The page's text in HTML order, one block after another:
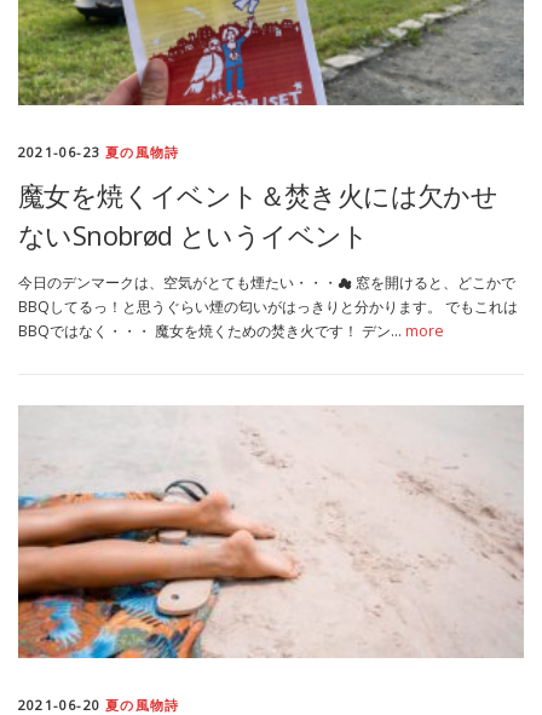
2021-06-23夏の風物詩
魔女を焼くイベント＆焚き火には欠かせ
ないSnobrød というイベント
今日のデンマークは、空気がとても煙たい・・・☁︎ 窓を開けると、どこかで
BBQしてるっ！と思うぐらい煙の匂いがはっきりと分かります。 でもこれは
BBQではなく・・・ 魔女を焼くための焚き火です！ デン… more
2021-06-20夏の風物詩